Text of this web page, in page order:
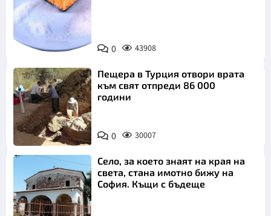
Снимка:
Пиксабей
0 43908
Пещера в Турция отвори врата
към свят отпреди 86 000
години
0 30007
Село, за което знаят на края на
света, стана имотно бижу на
София. Къщи с бъдеще